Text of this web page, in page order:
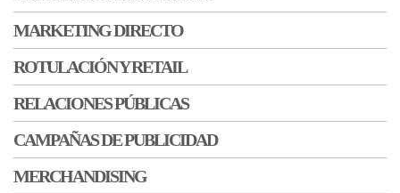
MARKETING DIRECTO
ROTULACIÓN Y RETAIL
RELACIONES PÚBLICAS
CAMPAÑAS DE PUBLICIDAD
MERCHANDISING